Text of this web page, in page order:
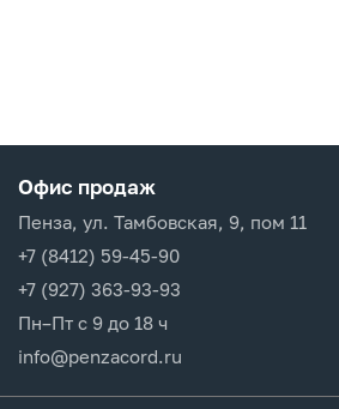
Офис продаж
Пенза, ул. Тамбовская, 9, пом 11
+7 (8412) 59-45-90
+7 (927) 363-93-93
Пн–Пт с 9 до 18 ч
info@penzacord.ru